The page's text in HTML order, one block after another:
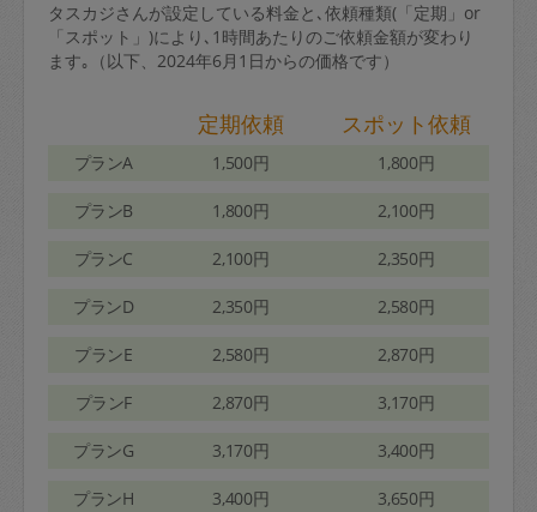
タスカジさんが設定している料金と､依頼種類(「定期」or
「スポット」)により､1時間あたりのご依頼金額が変わり
ます｡（以下、2024年6月1日からの価格です）
定期依頼 スポット依頼
プランA 1,500円 1,800円
プランB 1,800円 2,100円
プランC 2,100円 2,350円
プランD 2,350円 2,580円
プランE 2,580円 2,870円
プランF 2,870円 3,170円
プランG 3,170円 3,400円
プランH 3,400円 3,650円